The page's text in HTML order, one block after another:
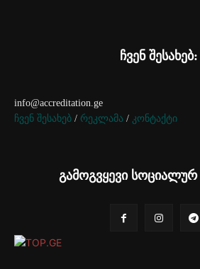
ჩვენ შესახებ:
info@accreditation.ge
ჩვენ შესახებ / რეკლამა / კონტაქტი
გამოგვყევი სოციალურ